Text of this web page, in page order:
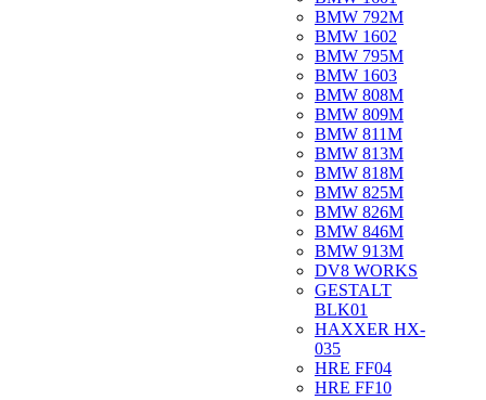
BMW 792M
BMW 1602
BMW 795M
BMW 1603
BMW 808M
BMW 809M
BMW 811M
BMW 813M
BMW 818M
BMW 825M
BMW 826M
BMW 846M
BMW 913M
DV8 WORKS
GESTALT
BLK01
HAXXER HX-
035
HRE FF04
HRE FF10